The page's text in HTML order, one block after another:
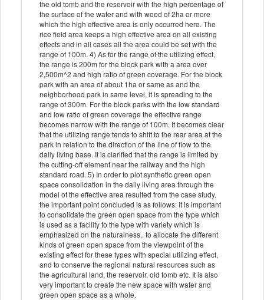
the old tomb and the reservoir with the high percentage of
the surface of the water and with wood of 2ha or more
which the high effective area is only occurred here. The
rice field area keeps a high effective area on all existing
effects and in all cases all the area could be set with the
range of 100m. 4) As for the range of the utilizing effect,
the range is 200m for the block park with a area over
2,500m^2 and high ratio of green coverage. For the block
park with an area of about 1ha or same as and the
neighborhood park in same level, it is spreading to the
range of 300m. For the block parks with the low standard
and low ratio of green coverage the effective range
becomes narrow with the range of 100m. It becomes clear
that the utilizing range tends to shift to the rear area at the
park in relation to the direction of the line of flow to the
daily living base. It is clarified that the range is limited by
the cutting-off element near the railway and the high
standard road. 5) In order to plot synthetic green open
space consolidation in the daily living area through the
model of the effective area resulted from the case study,
the important point concluded is as follows: It is important
to consolidate the green open space from the type which
is used as a facility to the type with variety which is
emphasized on the naturalness,. to allocate the different
kinds of green open space from the viewpoint of the
existing effect for these types with special utilizing effect,
and to conserve the regional natural resources such as
the agricultural land, the reservoir, old tomb etc. It is also
very important to create the new space with water and
green open space as a whole.